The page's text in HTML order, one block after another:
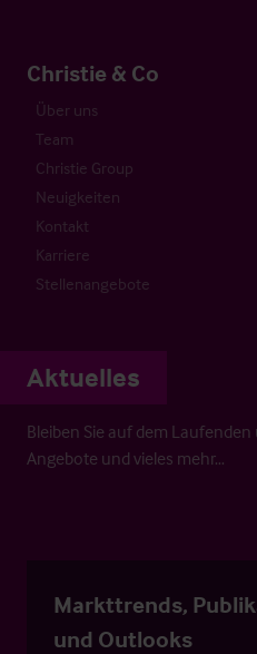
Christie & Co
Über uns
Team
Christie Group
Neuigkeiten
Kontakt
Karriere
Stellenangebote
Aktuelles
Bleiben Sie auf dem
Angebote und vieles mehr…
Markttrends,
und Outlooks